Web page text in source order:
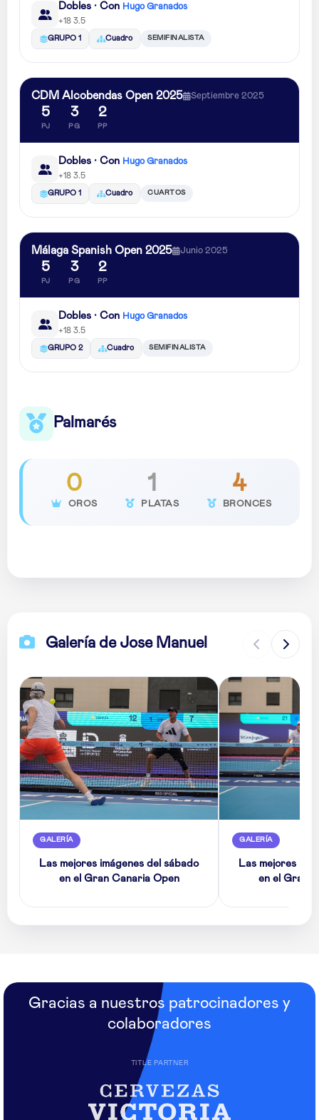
Dobles · Con Hugo Granados
+18 3.5
GRUPO 1 Cuadro SEMIFINALISTA
CDM Alcobendas Open 2025 Septiembre 2025
5
PJ
3
PG
2
PP
Dobles · Con Hugo Granados
+18 3.5
GRUPO 1 Cuadro CUARTOS
Málaga Spanish Open 2025 Junio 2025
5
PJ
3
PG
2
PP
Dobles · Con Hugo Granados
+18 3.5
GRUPO 2 Cuadro SEMIFINALISTA
Palmarés
0
OROS
1
PLATAS
4
BRONCES
Galería de Jose Manuel
GALERÍA
Las mejores imágenes del sábado
en el Gran Canaria Open
GALERÍA
Las mejores
en el Gran
Gracias a nuestros patrocinadores y
colaboradores
TITLE PARTNER